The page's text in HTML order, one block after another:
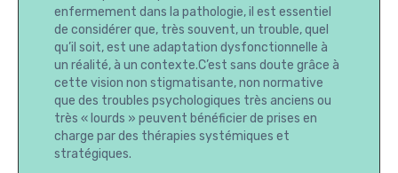
enfermement dans la pathologie, il est essentiel
de considérer que, très souvent, un trouble, quel
qu’il soit, est une adaptation dysfonctionnelle à
un réalité, à un contexte.C’est sans doute grâce à
cette vision non stigmatisante, non normative
que des troubles psychologiques très anciens ou
très « lourds » peuvent bénéficier de prises en
charge par des thérapies systémiques et
stratégiques.